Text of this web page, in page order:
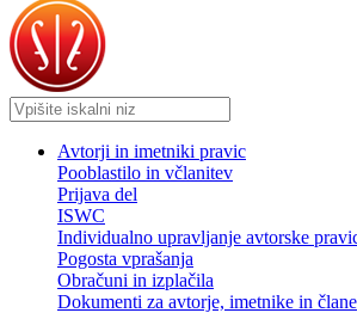
Avtorji in imetniki pravic
Pooblastilo in včlanitev
Prijava del
ISWC
Individualno upravljanje avtorske
Pogosta vprašanja
Obračuni in izplačila
Dokumenti za avtorje, imetnike in člane